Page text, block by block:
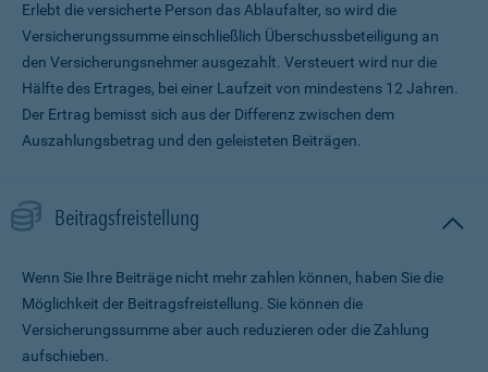
Erlebt die versicherte Person das Ablaufalter, so wird die
Versicherungssumme ein­schließlich Überschussbeteiligung an
den Versicherungsnehmer ausgezahlt. Versteuert wird nur die
Hälfte des Ertrages, bei einer Laufzeit von mindestens 12 Jahren.
Der Ertrag bemisst sich aus der Differenz zwischen dem
Auszahlungsbetrag und den geleisteten Beiträgen.
Beitragsfreistellung
Wenn Sie Ihre Beiträge nicht mehr zahlen können, haben Sie die
Möglichkeit der Beitragsfreistellung. Sie können die
Versicherungssumme aber auch reduzieren oder die Zahlung
aufschieben.